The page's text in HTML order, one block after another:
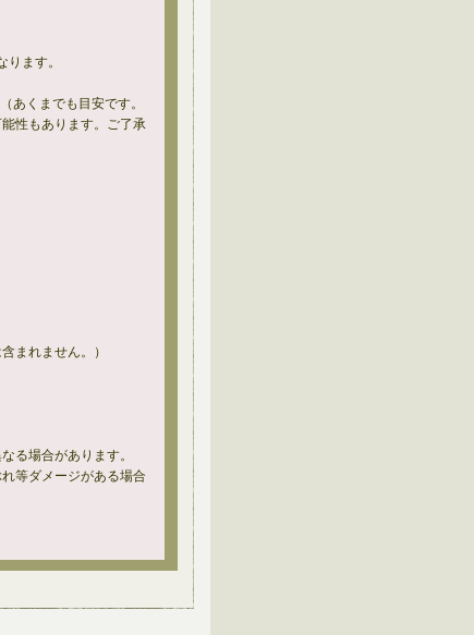
ります。
あくまでも目安です。
性もあります。ご了承
まれません。）
る場合があります。
等ダメージがある場合